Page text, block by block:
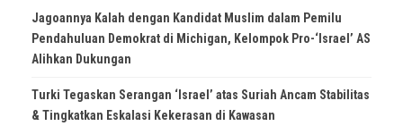
Jagoannya Kalah dengan Kandidat Muslim dalam Pemilu
Pendahuluan Demokrat di Michigan, Kelompok Pro-‘Israel’ AS
Alihkan Dukungan
Turki Tegaskan Serangan ‘Israel’ atas Suriah Ancam Stabilitas
& Tingkatkan Eskalasi Kekerasan di Kawasan